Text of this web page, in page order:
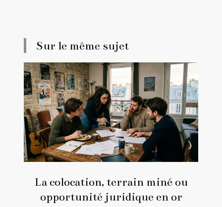
Sur le même sujet
La colocation, terrain miné ou
opportunité juridique en or